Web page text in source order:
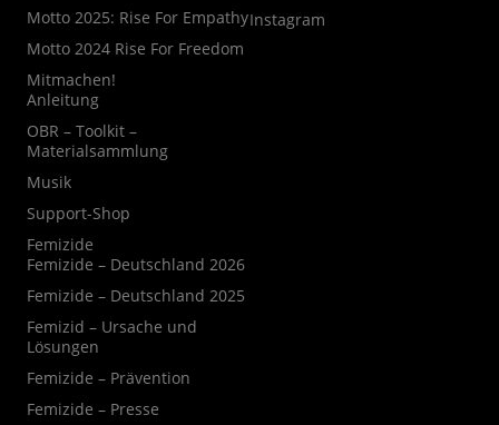
Motto 2025: Rise For Empathy
Motto 2024 Rise For Freedom
Mitmachen!
Anleitung
OBR – Toolkit –
Materialsammlung
Musik
Support-Shop
Femizide
Femizide – Deutschland 2026
Femizide – Deutschland 2025
Femizid – Ursache und
Lösungen
Femizide – Prävention
Femizide – Presse
Instagram